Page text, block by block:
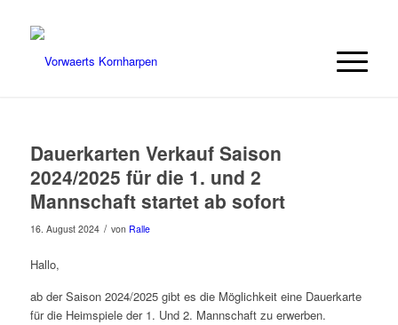
Dauerkarten Verkauf Saison
2024/2025 für die 1. und 2
Mannschaft startet ab sofort
16. August 2024 / von Ralle
Hallo,
ab der Saison 2024/2025 gibt es die Möglichkeit eine Dauerkarte
für die Heimspiele der 1. Und 2. Mannschaft zu erwerben.